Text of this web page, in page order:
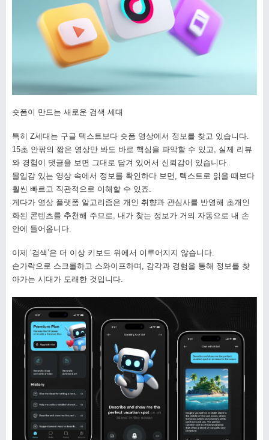
숏폼이 만드는 새로운 검색 세대
특히 Z세대는 구글 텍스트보다 숏폼 영상에서 정보를 찾고 있습니다.
15초 안팎의 짧은 영상만 봐도 바로 핵심을 파악할 수 있고, 실제 리뷰
와 경험이 댓글을 보면 그대로 담겨 있어서 신뢰감이 있습니다.
몰입감 있는 영상 속에서 정보를 확인하다 보면, 텍스트로 읽을 때보다
훨씬 빠르고 직관적으로 이해할 수 있죠.
게다가 영상 플랫폼 알고리즘은 개인 취향과 관심사를 반영해 초개인
화된 콘텐츠를 추천해 주므로, 내가 찾는 정보가 거의 자동으로 내 손
안에 들어옵니다.
이제 ‘검색’은 더 이상 키보드 위에서 이루어지지 않습니다.
손가락으로 스크롤하고 스와이프하며, 감각과 경험을 통해 정보를 찾
아가는 시대가 도래한 것입니다.